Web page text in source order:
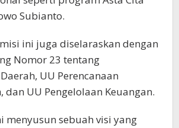
Subianto.
ini juga diselaraskan dengan
Nomor 23 tentang
UU Perencanaan
dan UU Pengelolaan Keuangan.
menyusun sebuah visi yang